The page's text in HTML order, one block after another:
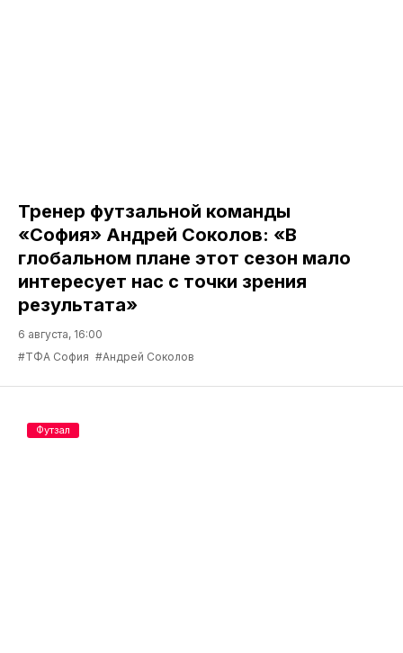
Тренер футзальной команды
«София» Андрей Соколов: «В
глобальном плане этот сезон мало
интересует нас с точки зрения
результата»
6 августа, 16:00
#ТФА София #Андрей Соколов
Футзал